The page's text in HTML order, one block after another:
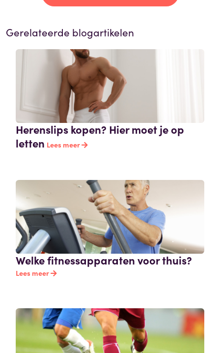
Gerelateerde blogartikelen
Herenslips kopen? Hier moet je op
letten Lees meer
Welke fitnessapparaten voor thuis?
Lees meer